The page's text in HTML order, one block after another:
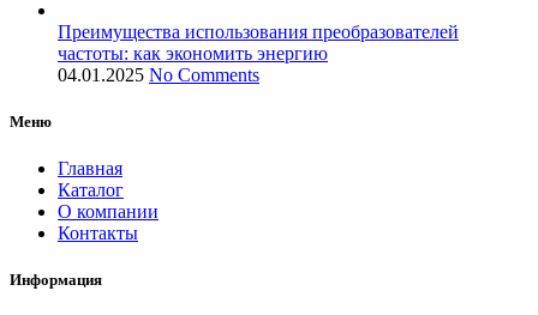
Преимущества использования преобразователей
частоты: как экономить энергию
04.01.2025 No Comments
Меню
Главная
Каталог
О компании
Контакты
Информация